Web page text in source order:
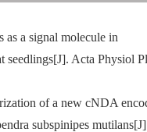
a signal molecule in
seedlings[J]. Acta Physiol
of a new cNDA
subspinipes